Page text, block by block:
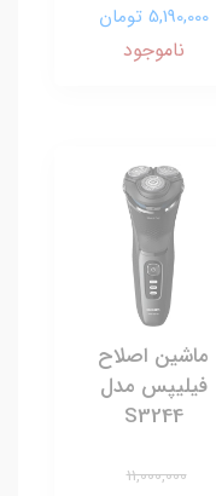
5,190,000 تومان
ناموجود
ماشین اصلاح
فیلیپس مدل
S3244
11,000,000